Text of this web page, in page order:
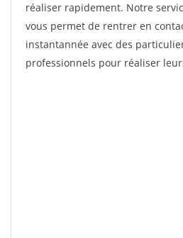
réaliser rapidement. Notre
vous permet de rentrer en
instantannée avec des
professionnels pour réaliser